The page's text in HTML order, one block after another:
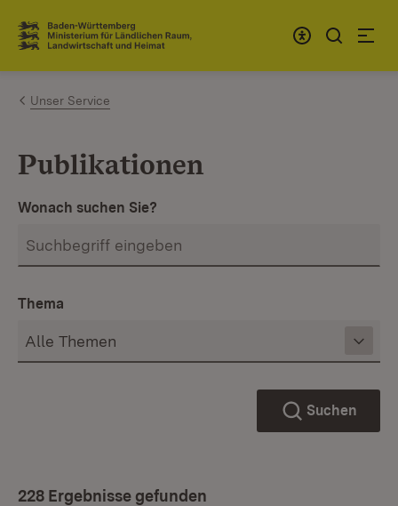
Zum Inhalt springen
Link zur Startseite
Unser Service
Publikationen
Wonach suchen Sie?
Thema
Suchen
228 Ergebnisse gefunden